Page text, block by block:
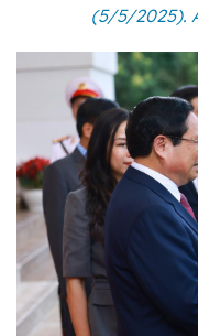
(5/5/2025).